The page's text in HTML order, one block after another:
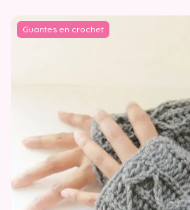
Guantes en crochet